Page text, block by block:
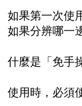
如果第一次使
如果分辨哪一
什麼是「免手
使用時，必須